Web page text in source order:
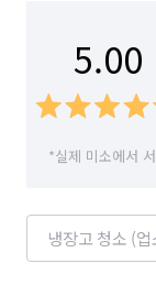
고객님의 선택이
에어컨청소ㆍ시스
정말 만족도 높은
맡겨만주세요~💗
5.00
*실제 미소에서